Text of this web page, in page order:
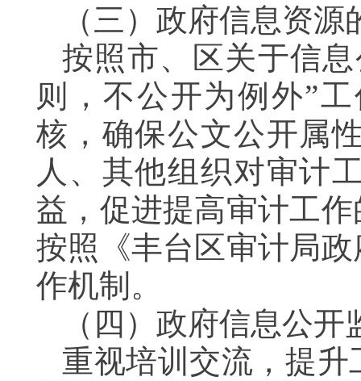
（三）政府信息资
按照市、区关于信
则，不公开为例外”
核，确保公文公开属
人、其他组织对审计
益，促进提高审计工
按照《丰台区审计局
作机制。
（四）政府信息公
重视培训交流，提